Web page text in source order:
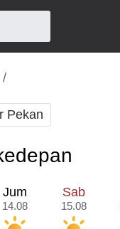
Pekan
Jum
14.08
Sab
15.08